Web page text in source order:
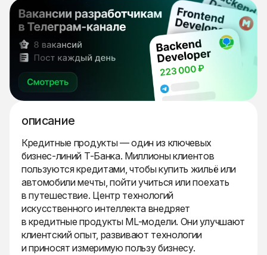
описание
Кредитные продукты — один из ключевых
бизнес-линий Т-Банка. Миллионы клиентов
пользуются кредитами, чтобы купить жильё или
автомобили мечты, пойти учиться или поехать
в путешествие. Центр технологий
искусственного интеллекта внедряет
в кредитные продукты ML-модели. Они улучшают
клиентский опыт, развивают технологии
и приносят измеримую пользу бизнесу.